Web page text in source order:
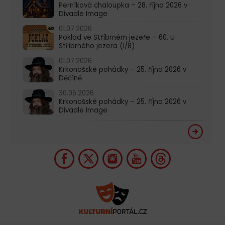
Perníková chaloupka – 28. října 2026 v
Divadle Image
01.07.2026
Poklad ve Stříbrném jezeře – 60. U
Stříbrného jezera (1/8)
01.07.2026
Krkonošské pohádky – 25. října 2026 v
Děčíně
30.06.2026
Krkonošské pohádky – 25. října 2026 v
Divadle Image